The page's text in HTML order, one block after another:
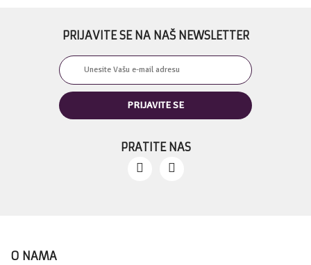
PRIJAVITE SE NA NAŠ NEWSLETTER
PRATITE NAS
O NAMA